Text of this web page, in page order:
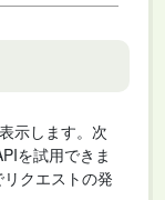
示します。次
を試用できま
クエストの発